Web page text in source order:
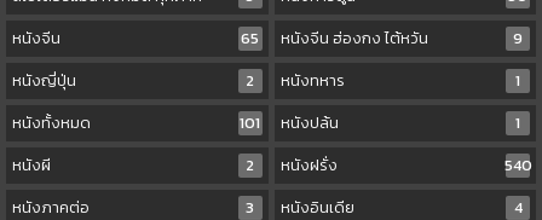
หนังจีน
65 หนังจีน ฮ่องกง ไต้หวัน
9
หนังญี่ปุ่น
2 หนังทหาร
1
หนังทั้งหมด
101 หนังปล้น
1
หนังผี
2 หนังฝรั่ง
540
หนังภาคต่อ
3 หนังอินเดีย
4